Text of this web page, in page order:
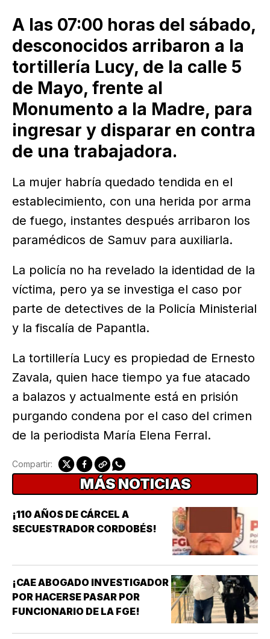
A las 07:00 horas del sábado,
desconocidos arribaron a la
tortillería Lucy, de la calle 5
de Mayo, frente al
Monumento a la Madre, para
ingresar y disparar en contra
de una trabajadora.
La mujer habría quedado tendida en el
establecimiento, con una herida por arma
de fuego, instantes después arribaron los
paramédicos de Samuv para auxiliarla.
La policía no ha revelado la identidad de la
víctima, pero ya se investiga el caso por
parte de detectives de la Policía Ministerial
y la fiscalía de Papantla.
La tortillería Lucy es propiedad de Ernesto
Zavala, quien hace tiempo ya fue atacado
a balazos y actualmente está en prisión
purgando condena por el caso del crimen
de la periodista María Elena Ferral.
Compartir:
MÁS NOTICIAS
¡110 AÑOS DE CÁRCEL A
SECUESTRADOR CORDOBÉS!
¡CAE ABOGADO INVESTIGADOR
POR HACERSE PASAR POR
FUNCIONARIO DE LA FGE!